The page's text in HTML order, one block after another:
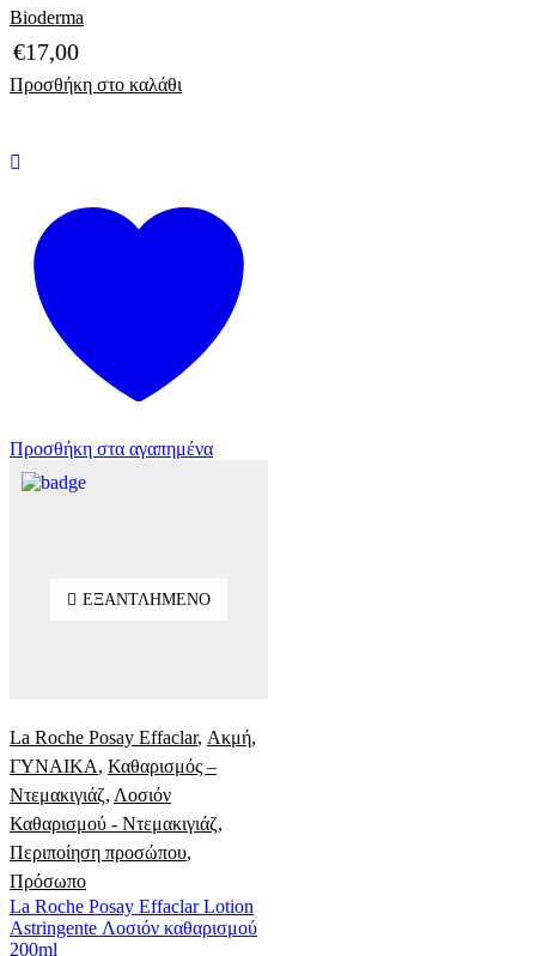
Bioderma
€17,00
Προσθήκη στο καλάθι
Προσθήκη στα αγαπημένα
ΕΞΑΝΤΛΗΜΈΝΟ
La Roche Posay Effaclar, Ακμή,
ΓΥΝΑΙΚΑ, Καθαρισμός –
Ντεμακιγιάζ, Λοσιόν
Καθαρισμού - Ντεμακιγιάζ,
Περιποίηση προσώπου,
Πρόσωπο
La Roche Posay Effaclar Lotion
Astringente Λοσιόν καθαρισμού
200ml